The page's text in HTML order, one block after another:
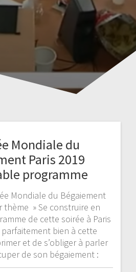
Mondiale du
Paris 2019
programme
Mondiale du Bégaiement
thème » Se construire en
de cette soirée à Paris
bien à cette
et de s’obliger à parler
de son bégaiement :